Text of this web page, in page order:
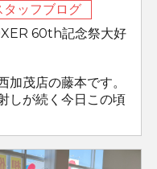
タッフブログ
60th記念祭大好
加茂店の藤本です。
しが続く今日この頃